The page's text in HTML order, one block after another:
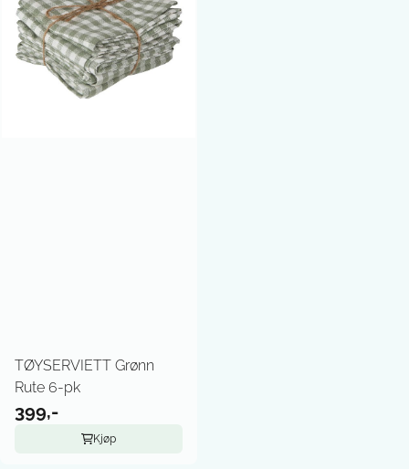
TØYSERVIETT Grønn
Rute 6-pk
399,-
Kjøp